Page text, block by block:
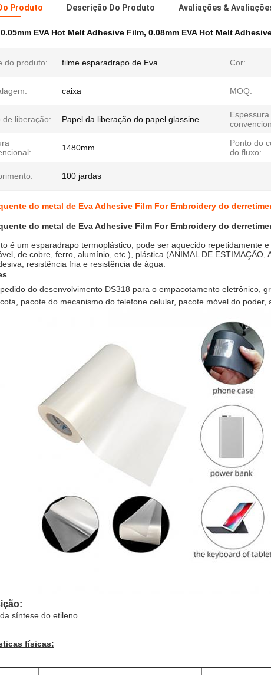
Produto Descrição Do Produto Avaliações &
0.05mm EVA Hot Melt Adhesive Film, 0.08mm EVA Hot Melt
do produto: filme esparadrapo de Eva Cor:
caixa MOQ:
de liberação: Papel da liberação do papel glassine
Espessura
1480mm
Ponto do
do fluxo:
100 jardas
do metal de Eva Adhesive Film For Embroidery do
do metal de Eva Adhesive Film For Embroidery do
é um esparadrapo termoplástico, pode ser aquecido repetidamente
de cobre, ferro, alumínio, etc.), plástica (ANIMAL DE
resistência fria e resistência de água.
do desenvolvimento DS318 para o empacotamento eletrônico,
pacote do mecanismo do telefone celular, pacote móvel do poder,
síntese do etileno
físicas: